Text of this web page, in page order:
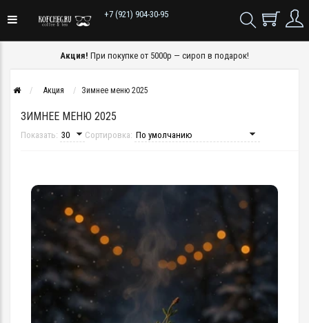
+7 (921) 904-30-95
Акция! При покупке от 5000р — сироп в подарок!
Акция Зимнее меню 2025
ЗИМНЕЕ МЕНЮ 2025
Показать: Сортировка: